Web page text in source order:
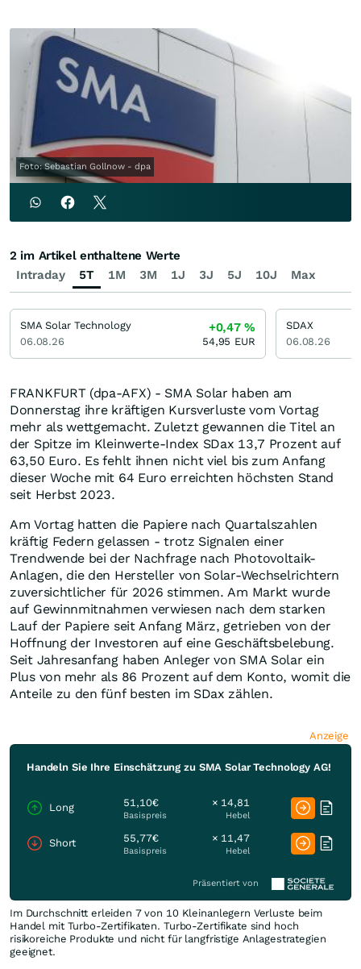
Foto: Sebastian Gollnow - dpa
FRANKFURT (dpa-AFX) - SMA Solar haben am
Donnerstag ihre kräftigen Kursverluste vom Vortag
mehr als wettgemacht. Zuletzt gewannen die Titel an
der Spitze im Kleinwerte-Index SDax 13,7 Prozent auf
63,50 Euro. Es fehlt ihnen nicht viel bis zum Anfang
dieser Woche mit 64 Euro erreichten höchsten Stand
seit Herbst 2023.
Am Vortag hatten die Papiere nach Quartalszahlen
kräftig Federn gelassen - trotz Signalen einer
Trendwende bei der Nachfrage nach Photovoltaik-
Anlagen, die den Hersteller von Solar-Wechselrichtern
zuversichtlicher für 2026 stimmen. Am Markt wurde
auf Gewinnmitnahmen verwiesen nach dem starken
Lauf der Papiere seit Anfang März, getrieben von der
Hoffnung der Investoren auf eine Geschäftsbelebung.
Seit Jahresanfang haben Anleger von SMA Solar ein
Plus von mehr als 86 Prozent auf dem Konto, womit die
Anteile zu den fünf besten im SDax zählen.
Anzeige
Handeln Sie Ihre Einschätzung zu SMA Solar Technology AG!
Long 51,10€
Basispreis
× 14,81
Hebel
Short 55,77€
Basispreis
× 11,47
Hebel
Präsentiert von
Im Durchschnitt erleiden 7 von 10 Kleinanlegern Verluste beim
Handel mit Turbo-Zertifikaten. Turbo-Zertifikate sind hoch
risikoreiche Produkte und nicht für langfristige Anlagestrategien
geeignet.
Intraday 5T 1M 3M 1J 3J 5J 10J Max
2 im Artikel enthaltene Werte
SMA Solar Technology
06.08.26
+0,47%
54,95 EUR
SDAX
06.08.26